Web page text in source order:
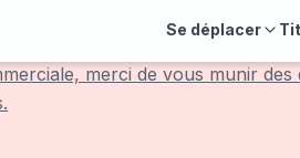
Se déplacer
merci de vous munir